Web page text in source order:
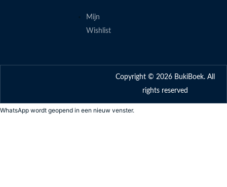
Mijn
Wishlist
Copyright © 2026 BukiBoek. All
rights reserved
WhatsApp wordt geopend in een nieuw venster.